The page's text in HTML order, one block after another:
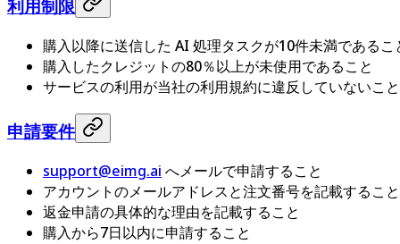
利用制限
購入以降に送信した AI 処理タスクが10件未満であるこ
購入したクレジットの80％以上が未使用であること
サービスの利用が当社の利用規約に違反していないこと
申請要件
support@eimg.ai へメールで申請すること
アカウントのメールアドレスと注文番号を記載すること
返金申請の具体的な理由を記載すること
購入から7日以内に申請すること